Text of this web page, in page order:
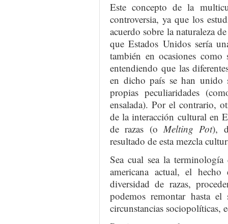
Este concepto de la
controversia, ya que los
acuerdo sobre la naturaleza
que Estados Unidos sería
también en ocasiones
entendiendo que las
en dicho país se han unido
propias peculiaridades
ensalada). Por el contrario,
de la interacción cultural en
de razas (oMelting Pot),
resultado de esta mezcla
Sea cual sea la
americana actual, el
diversidad de razas,
podemos remontar hasta
circunstancias sociopolíticas,